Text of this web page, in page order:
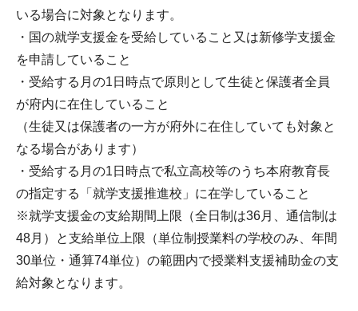
いる場合に対象となります。
・国の就学支援金を受給していること又は新修学支援金
を申請していること
・受給する月の1日時点で原則として生徒と保護者全員
が府内に在住していること
（生徒又は保護者の一方が府外に在住していても対象と
なる場合があります）
・受給する月の1日時点で私立高校等のうち本府教育長
の指定する「就学支援推進校」に在学していること
※就学支援金の支給期間上限（全日制は36月、通信制は
48月）と支給単位上限（単位制授業料の学校のみ、年間
30単位・通算74単位）の範囲内で授業料支援補助金の支
給対象となります。